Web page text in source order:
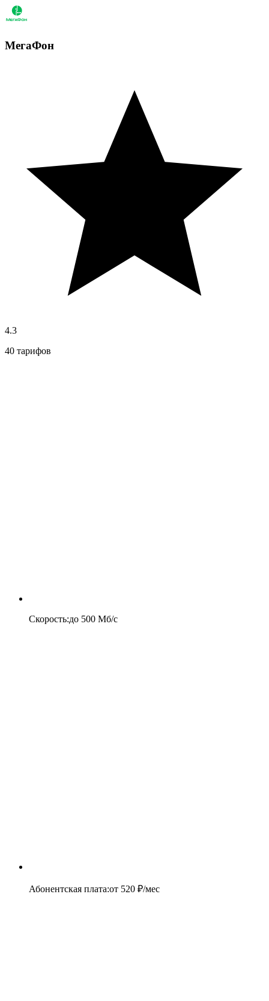
МегаФон
4.3
40 тарифов
Скорость:до 500 Мб/c
Абонентская плата:от 520 ₽/мес